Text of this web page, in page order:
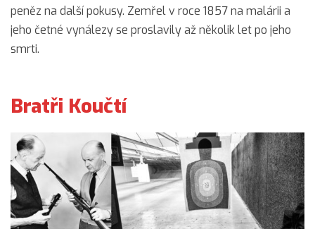
peněz na další pokusy. Zemřel v roce 1857 na malárii a
jeho četné vynálezy se proslavily až několik let po jeho
smrti.
Bratři Koučtí